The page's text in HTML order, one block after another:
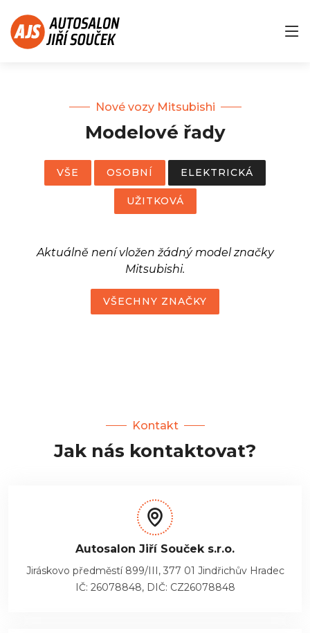
Nové vozy Mitsubishi
Modelové řady
VŠE OSOBNÍ ELEKTRICKÁ
UŽITKOVÁ
Aktuálně není vložen žádný model značky
Mitsubishi.
VŠECHNY ZNAČKY
Kontakt
Jak nás kontaktovat?
Autosalon Jiří Souček s.r.o.
Jiráskovo předměstí 899/III, 377 01 Jindřichův Hradec
IČ: 26078848, DIČ: CZ26078848